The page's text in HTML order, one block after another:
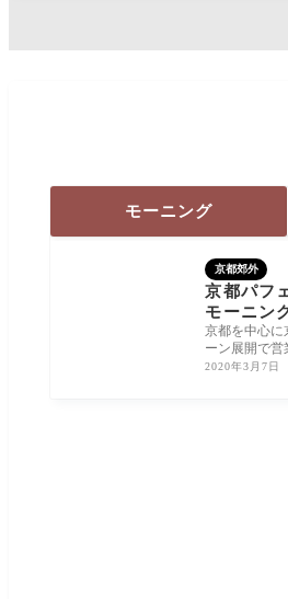
モーニング
京都郊外
京都パフ
モーニン
竹田店
京都を中心に
ーン展開で営
琲」では、パ
2020年3月7日